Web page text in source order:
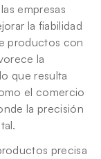
empresas
la fiabilidad
productos con
la
que resulta
el comercio
la precisión
precisa